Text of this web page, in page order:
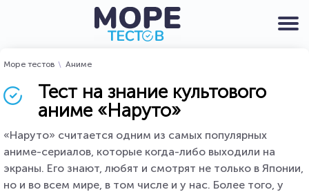
Море тестов Аниме
Тест на знание культового
аниме «Наруто»
«Наруто» считается одним из самых популярных
аниме-сериалов, которые когда-либо выходили на
экраны. Его знают, любят и смотрят не только в Японии,
но и во всем мире, в том числе и у нас. Более того, у